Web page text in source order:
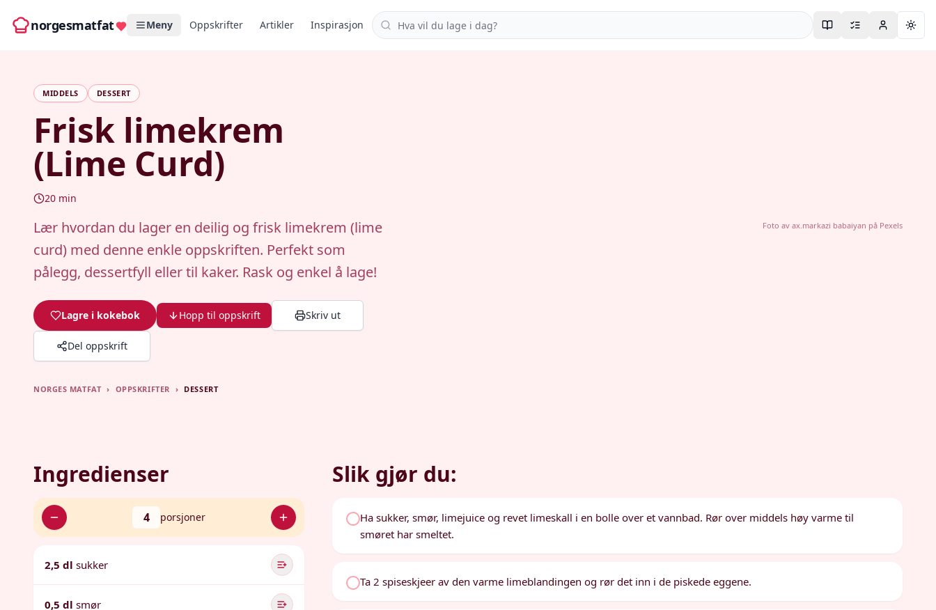
norgesmatfat Meny Oppskrifter Artikler Inspirasjon Søk i oppskrifter
MIDDELS DESSERT
Frisk limekrem
(Lime Curd)
20 min
Lær hvordan du lager en deilig og frisk limekrem (lime
curd) med denne enkle oppskriften. Perfekt som
pålegg, dessertfyll eller til kaker. Rask og enkel å lage!
Lagre i kokebok Hopp til oppskrift Skriv ut
Del oppskrift
Foto av ax.markazi babaiyan på Pexels
NORGES MATFAT › OPPSKRIFTER › DESSERT
Ingredienser
4 porsjoner
2,5 dl sukker
0,5 dl smør
Slik gjør du:
Ha sukker, smør, limejuice og revet limeskall i en bolle over et vannbad. Rør over middels høy varme til
smøret har smeltet.
Ta 2 spiseskjeer av den varme limeblandingen og rør det inn i de piskede eggene.